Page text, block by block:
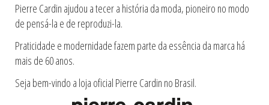
Pierre Cardin ajudou a tecer a história da moda, pioneiro no modo
de pensá-la e de reproduzi-la.
Praticidade e modernidade fazem parte da essência da marca há
mais de 60 anos.
Seja bem-vindo a loja oficial Pierre Cardin no Brasil.